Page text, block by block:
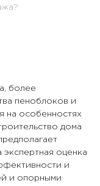
более
пеноблоков и
на особенностях
дома
оценка
и
и опорными